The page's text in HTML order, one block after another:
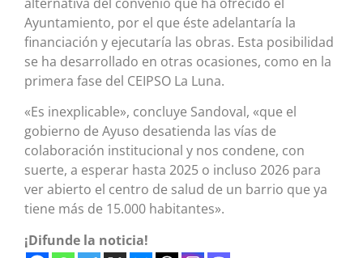
Ayuntamiento, por el que éste adelantaría la
financiación y ejecutaría las obras. Esta posibilidad
se ha desarrollado en otras ocasiones, como en la
primera fase del CEIPSO La Luna.
«Es inexplicable», concluye Sandoval, «que el
gobierno de Ayuso desatienda las vías de
colaboración institucional y nos condene, con
suerte, a esperar hasta 2025 o incluso 2026 para
ver abierto el centro de salud de un barrio que ya
tiene más de 15.000 habitantes».
¡Difunde la noticia!